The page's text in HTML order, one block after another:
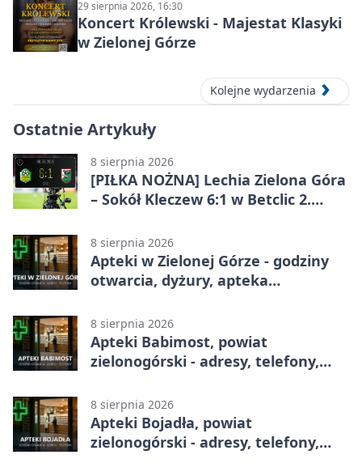
29 sierpnia 2026, 16:30
Koncert Królewski - Majestat Klasyki
w Zielonej Górze
Kolejne wydarzenia
Ostatnie Artykuły
8 sierpnia 2026
[PIŁKA NOŻNA] Lechia Zielona Góra
– Sokół Kleczew 6:1 w Betclic 2.
urządzili sobie festiwal strzelecki
8 sierpnia 2026
Apteki w Zielonej Górze - godziny
otwarcia, dyżury, apteka
8 sierpnia 2026
Apteki Babimost, powiat
zielonogórski - adresy, telefony,
8 sierpnia 2026
Apteki Bojadła, powiat
zielonogórski - adresy, telefony,